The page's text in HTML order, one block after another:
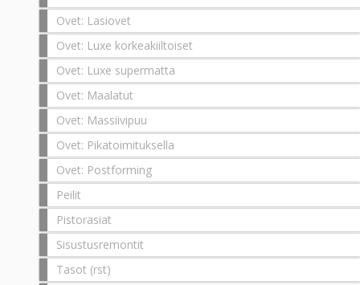
Ovet: Lasiovet
Ovet: Luxe korkeakiiltoiset
Ovet: Luxe supermatta
Ovet: Maalatut
Ovet: Massiivipuu
Ovet: Pikatoimituksella
Ovet: Postforming
Peilit
Pistorasiat
Sisustusremontit
Tasot (rst)